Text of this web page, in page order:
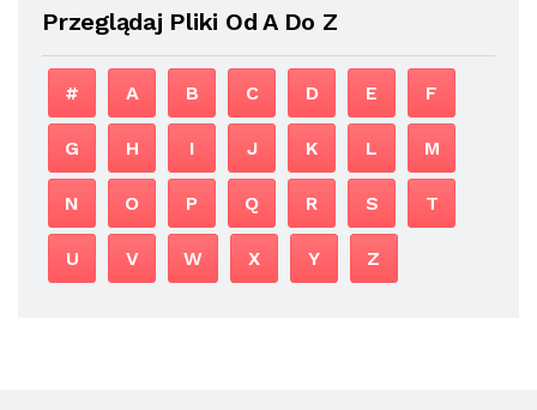
Przeglądaj Pliki Od A Do Z
# A B C D E F
G H I J K L M
N O P Q R S T
U V W X Y Z